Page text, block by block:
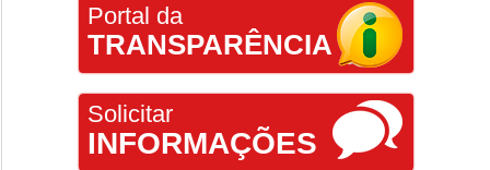
Portal da
TRANSPARÊNCIA
Solicitar
INFORMAÇÕES